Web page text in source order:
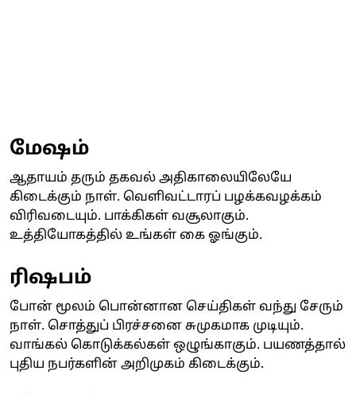
மேஷம்
ஆதாயம் தரும் தகவல் அதிகாலையிலேயே
கிடைக்கும் நாள். வெளிவட்டாரப் பழக்கவழக்கம்
விரிவடையும். பாக்கிகள் வசூலாகும்.
உத்தியோகத்தில் உங்கள் கை ஓங்கும்.
ரிஷபம்
போன் மூலம் பொன்னான செய்திகள் வந்து சேரும்
நாள். சொத்துப் பிரச்சனை சுமுகமாக முடியும்.
வாங்கல் கொடுக்கல்கள் ஒழுங்காகும். பயணத்தால்
புதிய நபர்களின் அறிமுகம் கிடைக்கும்.